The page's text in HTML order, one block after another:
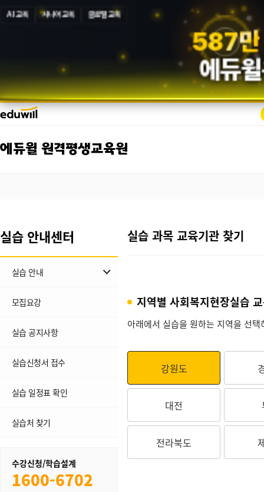
AI 교육 시니어 교육 글로벌 교육
587만
에듀윌
에듀윌 원격평생교육원
실습 안내센터
실습 안내
실습 절차 한눈에 보기
모집요강
실습 공지사항
실습신청서 접수
실습 일정표 확인
실습처 찾기
수강신청/학습설계
1600-6702
실습 과목 교육기관 찾기
지역별 사회복지현장실습
아래에서 실습을 원하는 지역을 선
강원도
대전
전라북도